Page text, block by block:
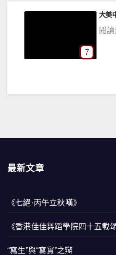
7
大美
閱
最新文章
《七絕·丙午立秋嘆》
《香港佳佳舞蹈學院四十五載
“寫生”與“寫實”之辯